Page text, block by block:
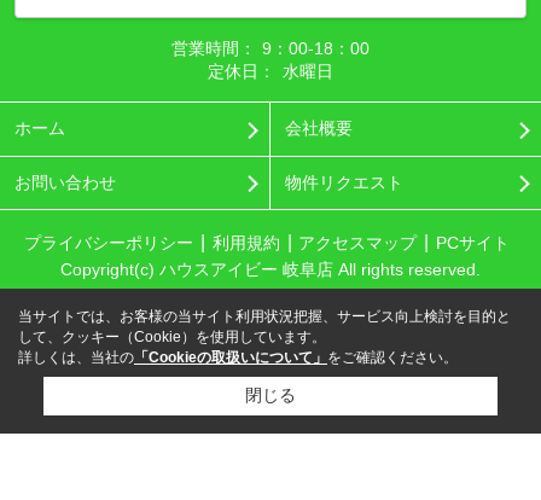
営業時間：
9：00‐18：00
定休日：
水曜日
ホーム 会社概要
お問い合わせ 物件リクエスト
プライバシーポリシー 利用規約 アクセスマップ
PCサイト
Copyright(c) ハウスアイビー 岐阜店 All rights reserved.
当サイトでは、お客様の当サイト利用状況把握、サービス向上検討を目的と
して、クッキー（Cookie）を使用しています。
詳しくは、当社の 「Cookieの取扱いについて」 をご確認ください。
閉じる